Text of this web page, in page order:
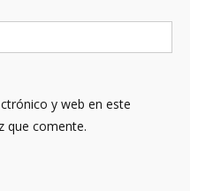
y web en este
que comente.